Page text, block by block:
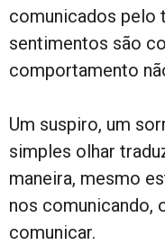
comunicados pelo
sentimentos são
comportamento
Um suspiro, um
simples olhar
maneira, mesmo
nos comunicando,
comunicar.